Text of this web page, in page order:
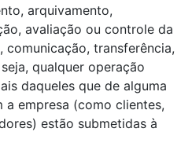
arquivamento,
avaliação ou controle da
transferência,
qualquer operação
daqueles que de alguma
empresa (como clientes,
estão submetidas à